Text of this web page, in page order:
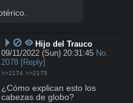
Hijo del Trauco
09/11/2022 (Sun) 20:31:45 No.
2078 [Reply]
>>2174 >>2175
¿Cómo explican esto los
cabezas de globo?